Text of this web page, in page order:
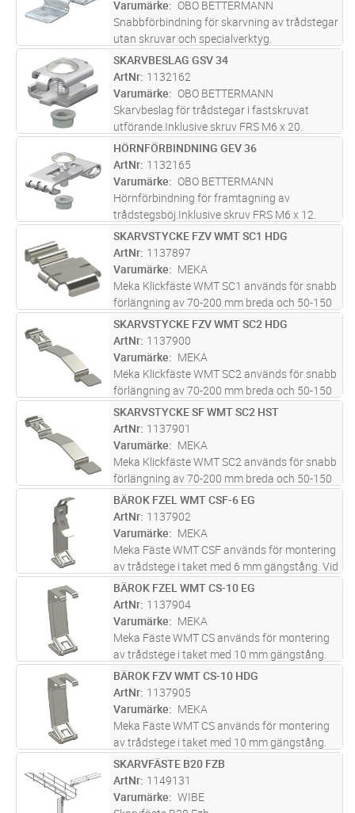
Varumärke
OBO BETTERMANN
Snabbförbindning för skarvning av trådstegar
utan skruvar och specialverktyg.
ST Lägg i kundvagn
SKARVBESLAG GSV 34
ArtNr 1132162
Varumärke
OBO BETTERMANN
Skarvbeslag för trådstegar i fastskruvat
utförande.Inklusive skruv FRS M6 x 20.
ST Lägg i kundvagn
HÖRNFÖRBINDNING GEV 36
ArtNr 1132165
Varumärke
OBO BETTERMANN
Hörnförbindning för framtagning av
trådstegsböj.Inklusive skruv FRS M6 x 12.
ST Lägg i kundvagn
SKARVSTYCKE FZV WMT SC1 HDG
ArtNr 1137897
Varumärke
MEKA
Meka Klickfäste WMT SC1 används för snabb
förlängning av 70-200 mm breda och 50-150
mm trådstegar. Installation görs på botten av
trådstegen. Korrekt installerade beslag
skapar en tillräcklig elektri
ST Lägg i kundvagn
SKARVSTYCKE FZV WMT SC2 HDG
ArtNr 1137900
Varumärke
MEKA
Meka Klickfäste WMT SC2 används för snabb
förlängning av 70-200 mm breda och 50-150
mm trådstegar. Installation görs på båda
sidor av trådstegen. Korrekt installerade
beslag skapar en tillräcklig ele
ST Lägg i kundvagn
SKARVSTYCKE SF WMT SC2 HST
ArtNr 1137901
Varumärke
MEKA
Meka Klickfäste WMT SC2 används för snabb
förlängning av 70-200 mm breda och 50-150
mm trådstegar. Installation görs på båda
sidor av trådstegen. Korrekt installerade
beslag skapar en tillräcklig ele
ST Lägg i kundvagn
BÄROK FZEL WMT CSF-6 EG
ArtNr 1137902
Varumärke
MEKA
Meka Fäste WMT CSF används för montering
av trådstege i taket med 6 mm gängstång. Vid
användning av WMT CSF är höjdjusteringen
av stegarna snabb och enkel genom att böja
stålbygeln med fingrarna och
ST Lägg i kundvagn
BÄROK FZEL WMT CS-10 EG
ArtNr 1137904
Varumärke
MEKA
Meka Fäste WMT CS används för montering
av trådstege i taket med 10 mm gängstång.
Om gängstången är mindre måste lämpliga
brickor och muttrar användas.
Justeringsområdet för WMT CS är ~ 50 mm.
Trådst...läs mer
ST Lägg i kundvagn
BÄROK FZV WMT CS-10 HDG
ArtNr 1137905
Varumärke
MEKA
Meka Fäste WMT CS används för montering
av trådstege i taket med 10 mm gängstång.
Om gängstången är mindre måste lämpliga
brickor och muttrar användas.
Justeringsområdet för WMT CS är ~ 50 mm.
Trådst...läs mer
ST Lägg i kundvagn
SKARVFÄSTE B20 FZB
ArtNr 1149131
Varumärke
WIBE